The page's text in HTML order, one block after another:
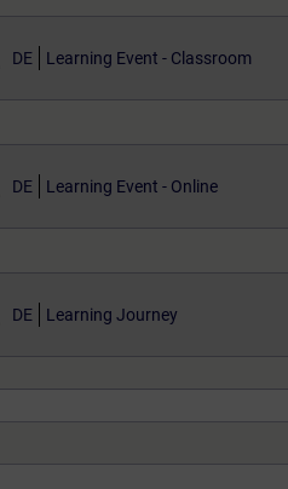
DE Learning Event - Classroom
DE Learning Event - Online
DE Learning Journey